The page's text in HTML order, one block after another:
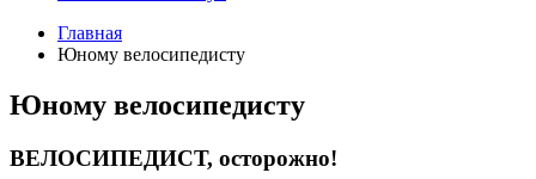
Главная
Юному велосипедисту
Юному велосипедисту
ВЕЛОСИПЕДИСТ, осторожно!